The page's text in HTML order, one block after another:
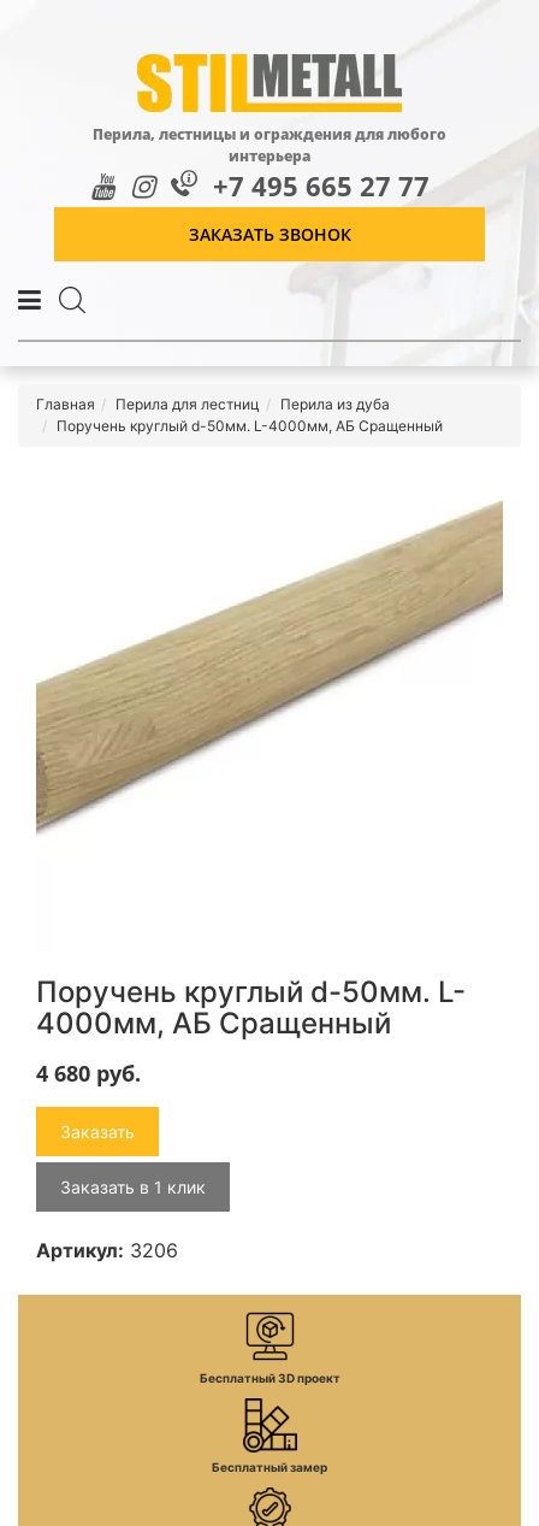
Перила, лестницы и ограждения для любого
интерьера
+7 495 665 27 77
ЗАКАЗАТЬ ЗВОНОК
Главная Перила для лестниц
Перила из дуба
Поручень круглый d-50мм. L-4000мм, АБ Сращенный
Поручень круглый d-50мм. L-
4000мм, АБ Сращенный
4 680 руб.
Заказать
Заказать в 1 клик
Артикул: 3206
Бесплатный 3D проект
Бесплатный замер